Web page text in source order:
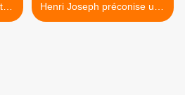
Henri Joseph préconise une
immunité innée à la place